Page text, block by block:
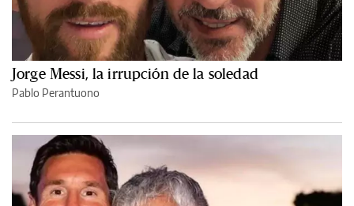
Jorge Messi, la irrupción de la soledad
Pablo Perantuono